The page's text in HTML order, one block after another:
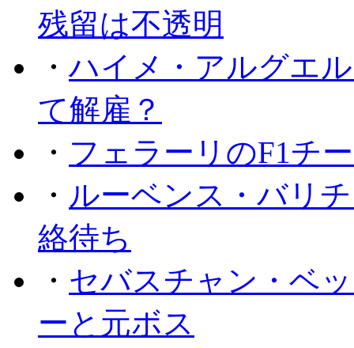
残留は不透明
・ハイメ・アルグエ
て解雇？
・ フェラーリのF1チ
・ ルーベンス・バリ
絡待ち
・ セバスチャン・ベ
ーと元ボス